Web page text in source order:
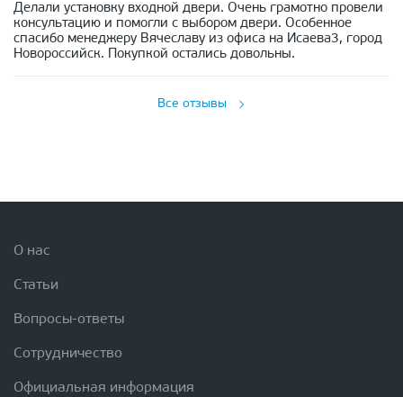
Делали установку входной двери. Очень грамотно провели
консультацию и помогли с выбором двери. Особенное
спасибо менеджеру Вячеславу из офиса на Исаева3, город
Новороссийск. Покупкой остались довольны.
Все отзывы
О нас
Статьи
Вопросы-ответы
Сотрудничество
Официальная информация